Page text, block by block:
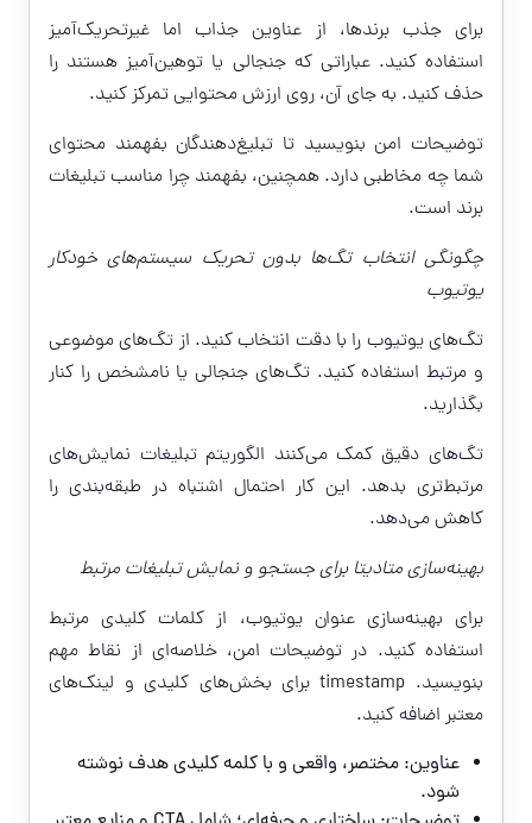
برای جذب برندها، از عناوین جذاب اما غیرتحریک‌آمیز
استفاده کنید. عباراتی که جنجالی یا توهین‌آمیز هستند را
حذف کنید. به جای آن، روی ارزش محتوایی تمرکز کنید.
توضیحات امن بنویسید تا تبلیغ‌دهندگان بفهمند محتوای
شما چه مخاطبی دارد. همچنین، بفهمند چرا مناسب تبلیغات
برند است.
چگونگی انتخاب تگ‌ها بدون تحریک سیستم‌های خودکار
یوتیوب
تگ‌های یوتیوب را با دقت انتخاب کنید. از تگ‌های موضوعی
و مرتبط استفاده کنید. تگ‌های جنجالی یا نامشخص را کنار
بگذارید.
تگ‌های دقیق کمک می‌کنند الگوریتم تبلیغات نمایش‌های
مرتبط‌تری بدهد. این کار احتمال اشتباه در طبقه‌بندی را
کاهش می‌دهد.
بهینه‌سازی متادیتا برای جستجو و نمایش تبلیغات مرتبط
برای بهینه‌سازی عنوان یوتیوب، از کلمات کلیدی مرتبط
استفاده کنید. در توضیحات امن، خلاصه‌ای از نقاط مهم
بنویسید. timestamp برای بخش‌های کلیدی و لینک‌های
معتبر اضافه کنید.
عناوین: مختصر، واقعی و با کلمه کلیدی هدف نوشته
شود.